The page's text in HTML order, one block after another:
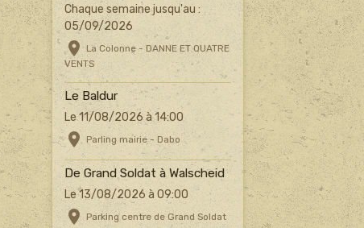
Chaque semaine jusqu'au :
05/09/2026
La Colonne - DANNE ET QUATRE
VENTS
Le Baldur
Le 11/08/2026 à 14:00
Parling mairie - Dabo
De Grand Soldat à Walscheid
Le 13/08/2026 à 09:00
Parking centre de Grand Soldat